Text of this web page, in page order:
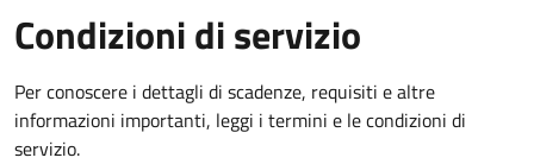
Condizioni di servizio
Per conoscere i dettagli di scadenze, requisiti e altre
informazioni importanti, leggi i termini e le condizioni di
servizio.